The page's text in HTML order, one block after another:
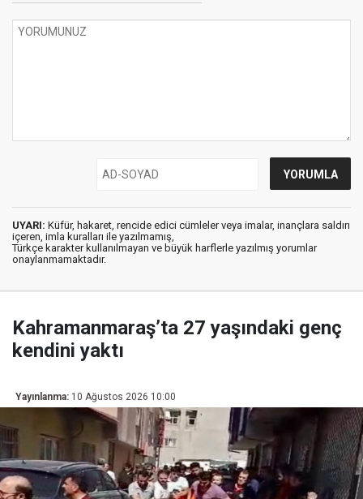
UYARI: Küfür, hakaret, rencide edici cümleler veya imalar, inançlara saldırı
içeren, imla kuralları ile yazılmamış,
Türkçe karakter kullanılmayan ve büyük harflerle yazılmış yorumlar
onaylanmamaktadır.
Kahramanmaraş’ta 27 yaşındaki genç
kendini yaktı
Yayınlanma: 10 Ağustos 2026 10:00